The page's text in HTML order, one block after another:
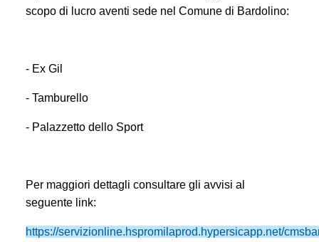
scopo di lucro aventi sede nel Comune di Bardolino:
- Ex Gil
- Tamburello
- Palazzetto dello Sport
Per maggiori dettagli consultare gli avvisi al
seguente link:
https://servizionline.hspromilaprod.hypersicapp.net/